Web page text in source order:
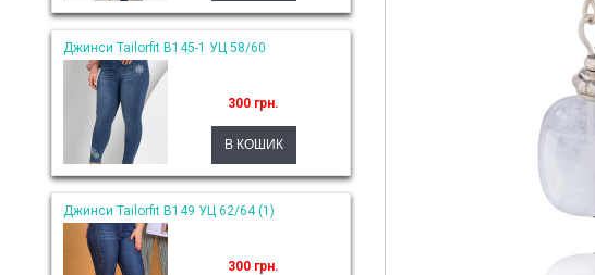
Джинси Tailorfit B145-1 УЦ 58/60
300 грн.
Джинси Tailorfit B149 УЦ 62/64 (1)
300 грн.